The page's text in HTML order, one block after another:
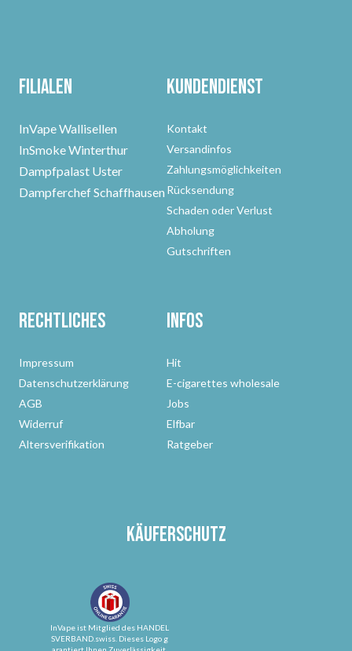
Filialen
InVape Wallisellen
InSmoke Winterthur
Dampfpalast Uster
Dampferchef Schaffhausen
Kundendienst
Kontakt
Versandinfos
Zahlungsmöglichkeiten
Rücksendung
Schaden oder Verlust
Abholung
Gutschriften
Rechtliches
Impressum
Datenschutzerklärung
AGB
Widerruf
Altersverifikation
Infos
Hit
E-cigarettes wholesale
Jobs
Elfbar
Ratgeber
Käuferschutz
InVape ist Mitglied des HANDEL
SVERBAND.swiss. Dieses Logo g